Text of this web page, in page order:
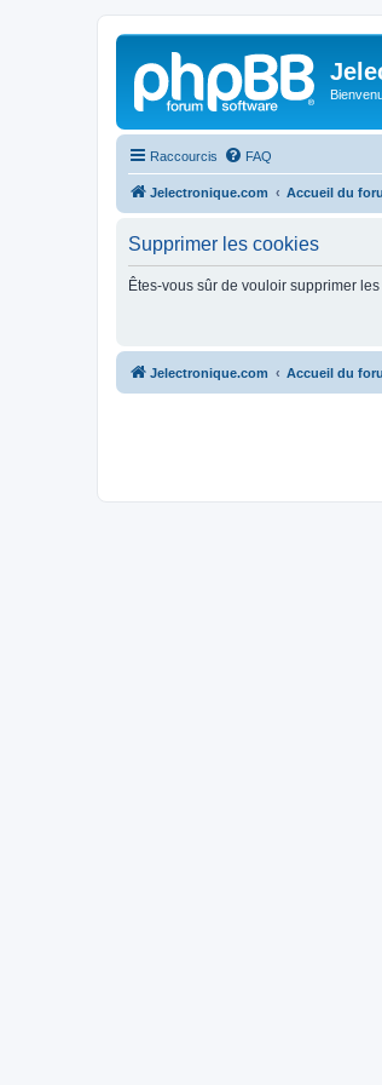
Raccourcis FAQ
Jelectronique.com Accueil du
Supprimer les cookies
Êtes-vous sûr de vouloir supprimer
Jelectronique.com Accueil du